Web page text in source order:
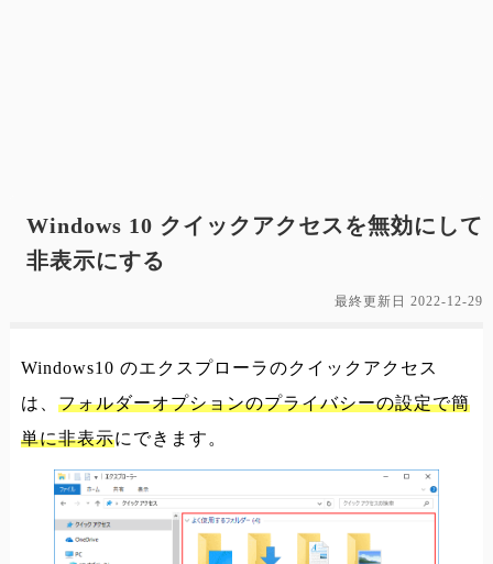
Windows 10 クイックアクセスを無効にして
非表示にする
最終更新日2022-12-29
Windows10 のエクスプローラのクイックアクセス
は、 フォルダーオプションのプライバシーの設定で簡
単に非表示にできます。